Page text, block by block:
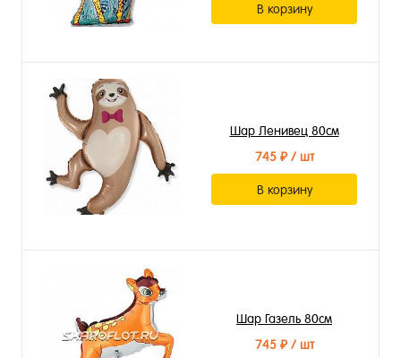
В корзину
Шар Ленивец 80см
745 ₽/ шт
В корзину
Шар Газель 80см
745 ₽/ шт